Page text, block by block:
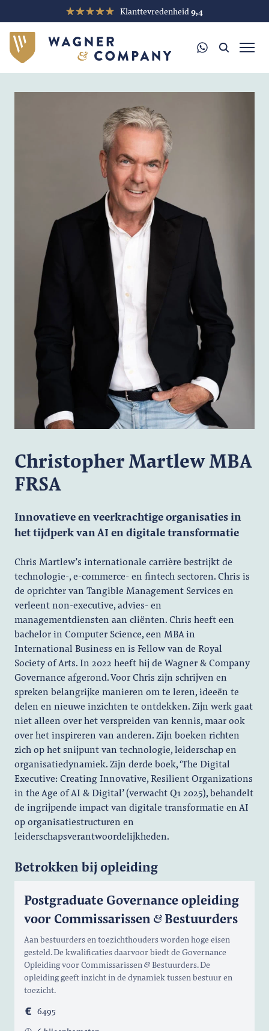
Klanttevredenheid9,4
Christopher Martlew MBA
FRSA
Innovatieve en veerkrachtige organisaties in
het tijdperk van AI en digitale transformatie
Chris Martlew’s internationale carrière bestrijkt de
technologie-, e-commerce- en fintech sectoren. Chris is
de oprichter van Tangible Management Services en
verleent non-executive, advies- en
managementdiensten aan cliënten. Chris heeft een
bachelor in Computer Science, een MBA in
International Business en is Fellow van de Royal
Society of Arts. In 2022 heeft hij de Wagner & Company
Governance afgerond. Voor Chris zijn schrijven en
spreken belangrijke manieren om te leren, ideeën te
delen en nieuwe inzichten te ontdekken. Zijn werk gaat
niet alleen over het verspreiden van kennis, maar ook
over het inspireren van anderen. Zijn boeken richten
zich op het snijpunt van technologie, leiderschap en
organisatiedynamiek. Zijn derde boek, ‘The Digital
Executive: Creating Innovative, Resilient Organizations
in the Age of AI & Digital’ (verwacht Q1 2025), behandelt
de ingrijpende impact van digitale transformatie en AI
op organisatiestructuren en
leiderschapsverantwoordelijkheden.
Betrokken bij opleiding
Postgraduate Governance opleiding
voor Commissarissen
Bestuurders
Aan bestuurders en toezichthouders worden hoge eisen
gesteld. De kwalificaties daarvoor biedt de Governance
Opleiding voor Commissarissen
Bestuurders. De
opleiding geeft inzicht in de dynamiek tussen bestuur en
toezicht.
6495